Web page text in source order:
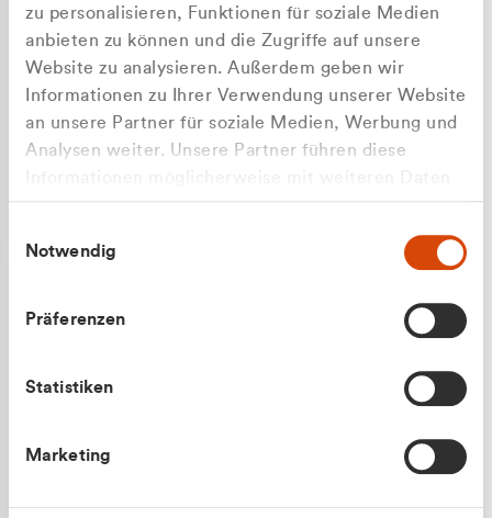
zu personalisieren, Funktionen für soziale Medien
anbieten zu können und die Zugriffe auf unsere
Website zu analysieren. Außerdem geben wir
Informationen zu Ihrer Verwendung unserer Website
an unsere Partner für soziale Medien, Werbung und
Analysen weiter. Unsere Partner führen diese
gesammelt haben.
Notwendig
Präferenzen
Statistiken
Marketing
Apilash Balanesan